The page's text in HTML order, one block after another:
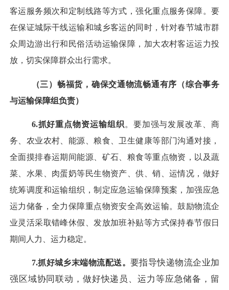
客运服务频次和定制线路等方式，强化重点服务保障。要
在保证城际干线运输和城乡客运的同时，针对春节城市群
众周边游出行和民俗活动运输保障，加大农村客运运力投
放，切实保障群众出行需求。
（三）畅福货，确保交通物流畅通有序（综合事务
与运输保障组负责）
6.抓好重点物资运输组织。要加强与发展改革、商
务、农业农村、能源、粮食、卫生健康等部门沟通对接，
全面摸排春运期间能源、矿石、粮食等重点物资，以及蔬
菜、水果、肉蛋奶等民生物资产、供、销、运情况，做好
统筹调度和运输组织，制定应急运输保障预案，加强应急
运力储备，全力保障重点物资安全高效运输。鼓励物流企
业灵活采取错峰休假、发放加班补贴等方式保持春节假日
期间人力、运力稳定。
7.抓好城乡末端物流配送。 要指导快递物流企业加
强区域协同联动，做好快递员、运力等应急储备，留